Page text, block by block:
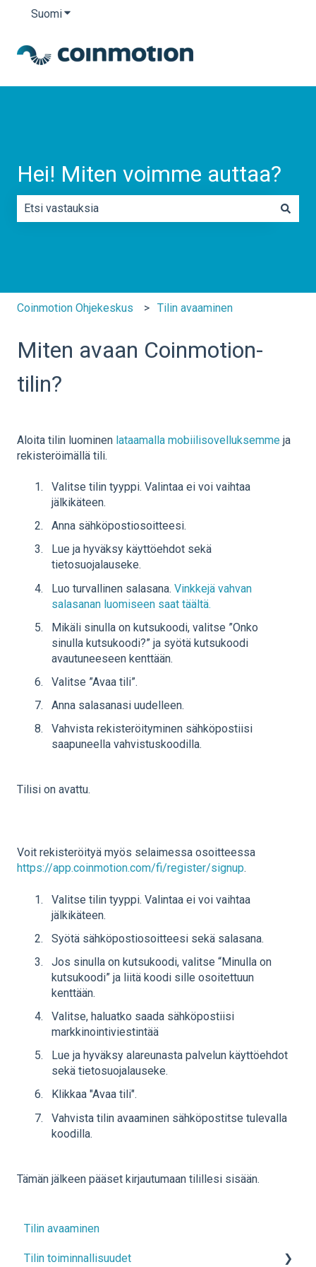
SuomiNäytä käännöksien alavalikko
Hei! Miten voimme auttaa?
Coinmotion Ohjekeskus Tilin avaaminen
Miten avaan Coinmotion-
tilin?
Aloita tilin luominen lataamalla mobiilisovelluksemme ja
rekisteröimällä tili.
Valitse tilin tyyppi. Valintaa ei voi vaihtaa
jälkikäteen.
Anna sähköpostiosoitteesi.
Lue ja hyväksy käyttöehdot sekä
tietosuojalauseke.
Luo turvallinen salasana. Vinkkejä vahvan
salasanan luomiseen saat täältä.
Mikäli sinulla on kutsukoodi, valitse ”Onko
sinulla kutsukoodi?” ja syötä kutsukoodi
avautuneeseen kenttään.
Valitse ”Avaa tili”.
Anna salasanasi uudelleen.
Vahvista rekisteröityminen sähköpostiisi
saapuneella vahvistuskoodilla.
Tilisi on avattu.
Voit rekisteröityä myös selaimessa osoitteessa
https://app.coinmotion.com/fi/register/signup.
Valitse tilin tyyppi. Valintaa ei voi vaihtaa
jälkikäteen.
Syötä sähköpostiosoitteesi sekä salasana.
Jos sinulla on kutsukoodi, valitse “Minulla on
kutsukoodi” ja liitä koodi sille osoitettuun
kenttään.
Valitse, haluatko saada sähköpostiisi
markkinointiviestintää
Lue ja hyväksy alareunasta palvelun käyttöehdot
sekä tietosuojalauseke.
Klikkaa "Avaa tili".
Vahvista tilin avaaminen sähköpostitse tulevalla
koodilla.
Tämän jälkeen pääset kirjautumaan tilillesi sisään.
Tilin avaaminen
Tilin toiminnallisuudet